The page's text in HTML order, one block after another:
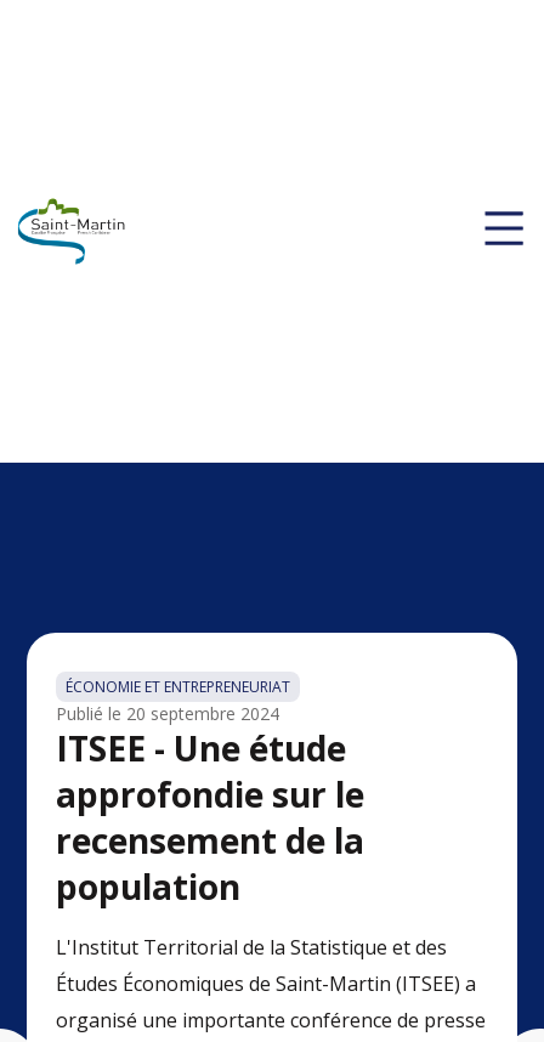
ÉCONOMIE ET ENTREPRENEURIAT
Publié le 20 septembre 2024
ITSEE - Une étude
approfondie sur le
recensement de la
population
L'Institut Territorial de la Statistique et des
Études Économiques de Saint-Martin (ITSEE) a
organisé une importante conférence de presse